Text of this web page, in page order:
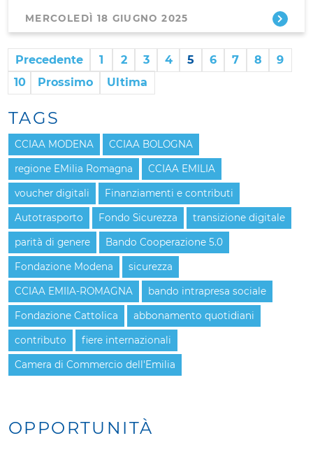
MERCOLEDÌ 18 GIUGNO 2025
Precedente 1 2 3 4 5 6 7 8
9
10
Prossimo Ultima
OPPORTUNITÀ
TAGS
CCIAA MODENA CCIAA BOLOGNA
regione EMilia Romagna CCIAA EMILIA
voucher digitali Finanziamenti e contributi
Autotrasporto Fondo Sicurezza transizione digitale
parità di genere Bando Cooperazione 5.0
Fondazione Modena sicurezza
CCIAA EMIIA-ROMAGNA bando intrapresa sociale
Fondazione Cattolica abbonamento quotidiani
contributo fiere internazionali
Camera di Commercio dell'Emilia